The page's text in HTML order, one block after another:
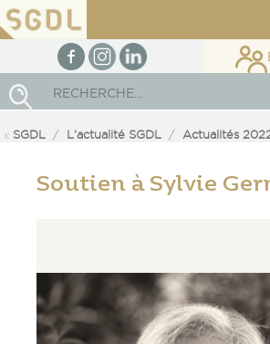
facebookInstagram
linkedin
SGDL L'actualité SGDL Actualités
Soutien à Sylvie